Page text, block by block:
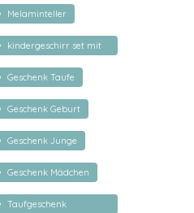
Melaminteller
kindergeschirr set mit
gravur
Geschenk Taufe
Geschenk Geburt
Geschenk Junge
Geschenk Mädchen
Taufgeschenk